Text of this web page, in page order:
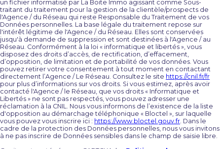
un fichier informatisé par La Boite Immo agissant comme Sous-
traitant du traitement pour la gestion de la clientèle/prospects de
l'Agence / du Réseau qui reste Responsable du Traitement de vos
Données personnelles. La base légale du traitement repose sur
l'intérêt légitime de l'Agence / du Réseau. Elles sont conservées
jusqu'à demande de suppression et sont destinées à l'Agence / au
Réseau. Conformément à la loi « informatique et libertés », vous
disposez des droits d’accès, de rectification, d’effacement,
d’opposition, de limitation et de portabilité de vos données. Vous
pouvez retirer votre consentement à tout moment en contactant
directement l’Agence / Le Réseau. Consultez le site https://cnil.fr/fr
pour plus d’informations sur vos droits. Si vous estimez, après avoir
contacté l'Agence / le Réseau, que vos droits « Informatique et
Libertés » ne sont pas respectés, vous pouvez adresser une
réclamation à la CNIL. Nous vous informons de l’existence de la liste
d'opposition au démarchage téléphonique « Bloctel », sur laquelle
vous pouvez vous inscrire ici : https://www.bloctel.gouv.fr . Dans le
cadre de la protection des Données personnelles, nous vous invitons
à ne pas inscrire de Données sensibles dans le champ de saisie libre.